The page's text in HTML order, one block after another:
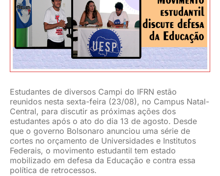
CLUBE
CONTATO
Estudantes de diversos Campi do IFRN estão
reunidos nesta sexta-feira (23/08), no Campus Natal-
Central, para discutir as próximas ações dos
estudantes após o ato do dia 13 de agosto. Desde
que o governo Bolsonaro anunciou uma série de
cortes no orçamento de Universidades e Institutos
Federais, o movimento estudantil tem estado
mobilizado em defesa da Educação e contra essa
política de retrocessos.